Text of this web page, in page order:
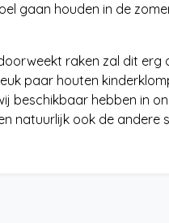
gaan houden in de
raken zal dit
paar houten
beschikbaar hebben in
natuurlijk ook de andere